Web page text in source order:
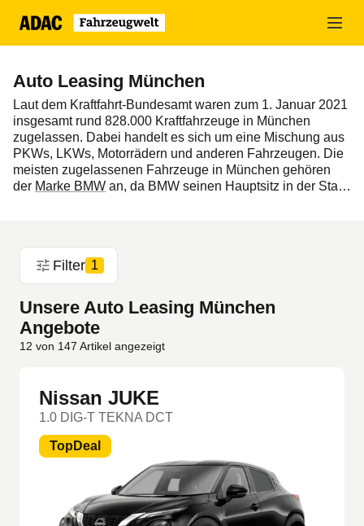
Auto Leasing München
Laut dem Kraftfahrt-Bundesamt waren zum 1. Januar 2021
insgesamt rund 828.000 Kraftfahrzeuge in München
zugelassen. Dabei handelt es sich um eine Mischung aus
PKWs, LKWs, Motorrädern und anderen Fahrzeugen. Die
meisten zugelassenen Fahrzeuge in München gehören
der Marke BMW an, da BMW seinen Hauptsitz in der Stadt
München zugelassenen Leasingfahrzeuge zu nennen, da
die Münchner Zulassungsbehörde keine spezifischen
Daten darüber führt, ob ein Fahrzeug geleast oder gekauft
wurde. Allerdings lässt sich abschätzen, dass ein
Teil der neu zugelassenen Autos in München geleast
werden, insbesondere im Geschäftsbereich. Wenn Sie in
München leben und auf der Suche nach einem neuen
Filter 1
Unsere Auto Leasing München
Angebote
12 von 147 Artikel angezeigt
Nissan JUKE
1.0 DIG-T TEKNA DCT
TopDeal